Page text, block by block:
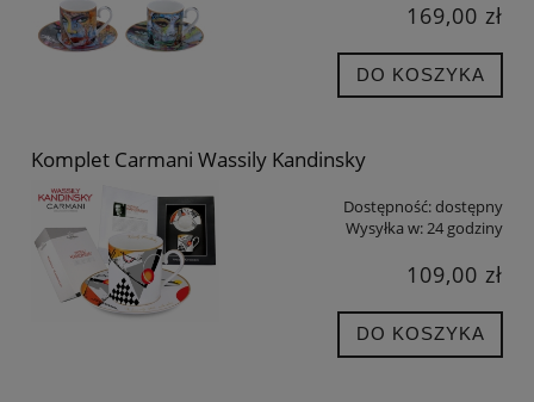
169,00 zł
DO KOSZYKA
Komplet Carmani Wassily Kandinsky
Dostępność:dostępny
Wysyłka w:24 godziny
109,00 zł
DO KOSZYKA